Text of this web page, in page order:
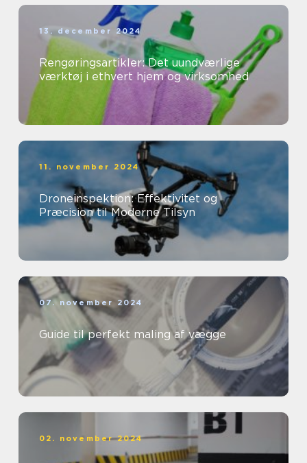
13. december 2024
Rengøringsartikler: Det uundværlige
værktøj i ethvert hjem og virksomhed
11. november 2024
Droneinspektion: Effektivitet og
Præcision til Moderne Tilsyn
07. november 2024
Guide til perfekt maling af vægge
02. november 2024